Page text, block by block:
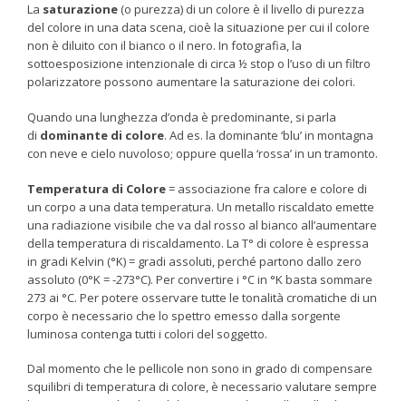
La saturazione (o purezza) di un colore è il livello di purezza
del colore in una data scena, cioè la situazione per cui il colore
non è diluito con il bianco o il nero. In fotografia, la
sottoesposizione intenzionale di circa ½ stop o l’uso di un filtro
polarizzatore possono aumentare la saturazione dei colori.
Quando una lunghezza d’onda è predominante, si parla
di dominante di colore. Ad es. la dominante ‘blu’ in montagna
con neve e cielo nuvoloso; oppure quella ‘rossa’ in un tramonto.
Temperatura di Colore= associazione fra calore e colore di
un corpo a una data temperatura. Un metallo riscaldato emette
una radiazione visibile che va dal rosso al bianco all’aumentare
della temperatura di riscaldamento. La T° di colore è espressa
in gradi Kelvin (°K) = gradi assoluti, perché partono dallo zero
assoluto (0°K = -273°C). Per convertire i °C in °K basta sommare
273 ai °C. Per potere osservare tutte le tonalità cromatiche di un
corpo è necessario che lo spettro emesso dalla sorgente
luminosa contenga tutti i colori del soggetto.
Dal momento che le pellicole non sono in grado di compensare
squilibri di temperatura di colore, è necessario valutare sempre